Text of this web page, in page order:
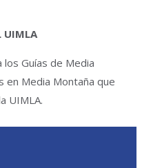
UIMLA
los Guías de Media
en Media Montaña que
UIMLA.